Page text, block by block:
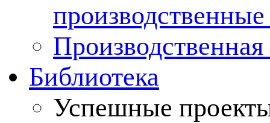
Производственная
Библиотека
Успешные